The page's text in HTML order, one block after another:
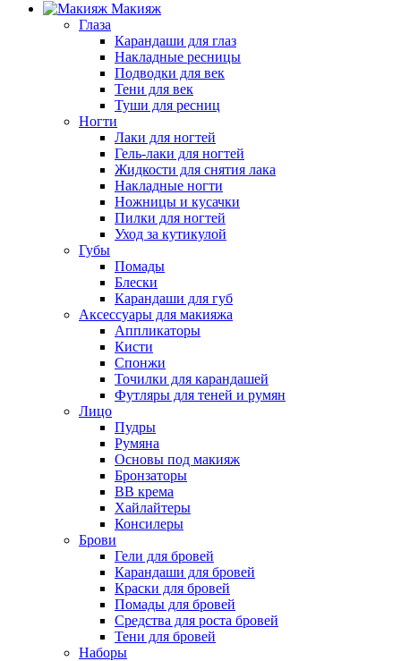
Макияж
Глаза
Карандаши для глаз
Накладные ресницы
Подводки для век
Тени для век
Туши для ресниц
Ногти
Лаки для ногтей
Гель-лаки для ногтей
Жидкости для снятия лака
Накладные ногти
Ножницы и кусачки
Пилки для ногтей
Уход за кутикулой
Губы
Помады
Блески
Карандаши для губ
Аксессуары для макияжа
Аппликаторы
Кисти
Спонжи
Точилки для карандашей
Футляры для теней и румян
Лицо
Пудры
Румяна
Основы под макияж
Бронзаторы
BB крема
Хайлайтеры
Консилеры
Брови
Гели для бровей
Карандаши для бровей
Краски для бровей
Помады для бровей
Средства для роста бровей
Тени для бровей
Наборы